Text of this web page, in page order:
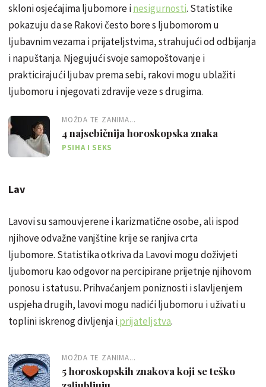
skloni osjećajima ljubomore inesigurnosti. Statistike
pokazuju da se Rakovi često bore s ljubomorom u
ljubavnim vezama i prijateljstvima, strahujući od odbijanja
i napuštanja. Njegujući svoje samopoštovanje i
prakticirajući ljubav prema sebi, rakovi mogu ublažiti
ljubomoru i njegovati zdravije veze s drugima.
MOŽDA TE ZANIMA...
4 najsebičnija horoskopska znaka
PSIHA I SEKS
Lav
Lavovi su samouvjerene i karizmatične osobe, ali ispod
njihove odvažne vanjštine krije se ranjiva crta
ljubomore. Statistika otkriva da Lavovi mogu doživjeti
ljubomoru kao odgovor na percipirane prijetnje njihovom
ponosu i statusu. Prihvaćanjem poniznosti i slavljenjem
uspjeha drugih, lavovi mogu nadići ljubomoru i uživati ​​u
toplini iskrenog divljenja iprijateljstva.
MOŽDA TE ZANIMA...
5 horoskopskih znakova koji se teško